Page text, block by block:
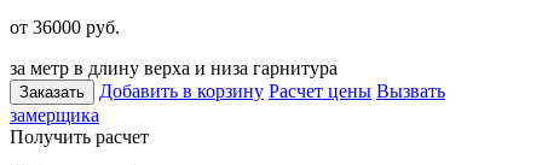
от 36000 руб.
за метр в длину верха и низа гарнитура
Заказать Добавить в корзину Расчет цены Вызвать
замерщика
Получить расчет